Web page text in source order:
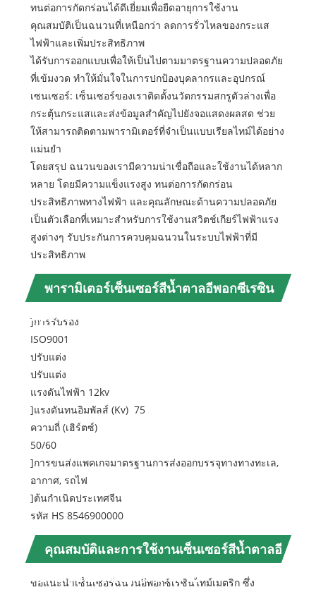
ทนต่อการกัดกร่อนได้ดีเยี่ยมเพื่อยืดอายุการใช้งาน
คุณสมบัติเป็นฉนวนที่เหนือกว่า ลดการรั่วไหลของกระแส
ไฟฟ้าและเพิ่มประสิทธิภาพ
ได้รับการออกแบบเพื่อให้เป็นไปตามมาตรฐานความปลอดภัย
ที่เข้มงวด ทำให้มั่นใจในการปกป้องบุคลากรและอุปกรณ์
เซนเซอร์: เซ็นเซอร์ของเราติดตั้งนวัตกรรมสกรูตัวล่างเพื่อ
กระตุ้นกระแสและส่งข้อมูลสำคัญไปยังจอแสดงผลสด ช่วย
ให้สามารถติดตามพารามิเตอร์ที่จำเป็นแบบเรียลไทม์ได้อย่าง
แม่นยำ
โดยสรุป ฉนวนของเรามีความน่าเชื่อถือและใช้งานได้หลาก
หลาย โดยมีความแข็งแรงสูง ทนต่อการกัดกร่อน
ประสิทธิภาพทางไฟฟ้า และคุณลักษณะด้านความปลอดภัย
เป็นตัวเลือกที่เหมาะสำหรับการใช้งานสวิตช์เกียร์ไฟฟ้าแรง
สูงต่างๆ รับประกันการควบคุมฉนวนในระบบไฟฟ้าที่มี
ประสิทธิภาพ
พารามิเตอร์เซ็นเซอร์สีน้ำตาลอีพอกซีเรซิน
แบบ Timetric (ข้อมูลจำเพาะ)
]การรับรอง
ISO9001
ปรับแต่ง
ปรับแต่ง
แรงดันไฟฟ้า 12kv
]แรงดันทนอิมพัลส์ (Kv) 75
ความถี่ (เฮิร์ตซ์)
50/60
]การขนส่งแพคเกจมาตรฐานการส่งออกบรรจุทางทางทะเล,
อากาศ, รถไฟ
]ต้นกำเนิดประเทศจีน
รหัส HS 8546900000
คุณสมบัติและการใช้งานเซ็นเซอร์สีน้ำตาลอี
พอกซีเรซินทาวเวอร์ไทม์เมตริก
ขอแนะนำเซ็นเซอร์ฉนวนอีพอกซีเรซินไทม์เมตริก ซึ่ง